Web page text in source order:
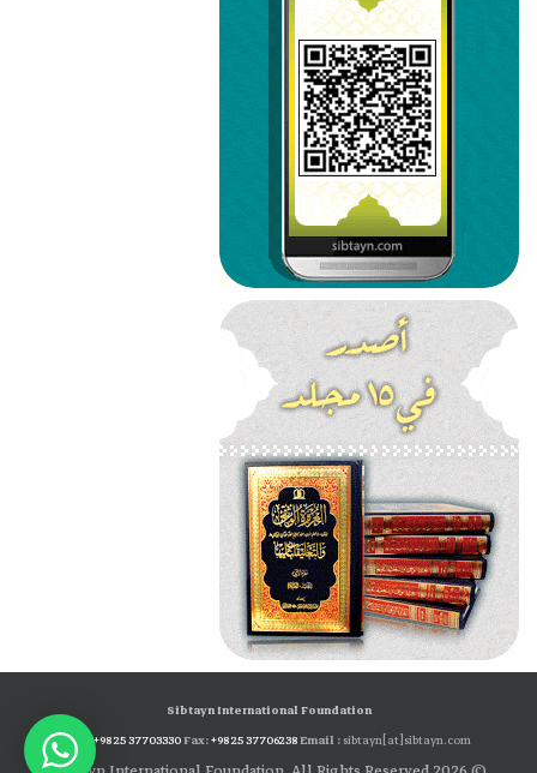
Sibtayn International Foundation
Tel:
+98 25 37703330Fax:+98 25 37706238Email :sibtayn[at]sibtayn.com